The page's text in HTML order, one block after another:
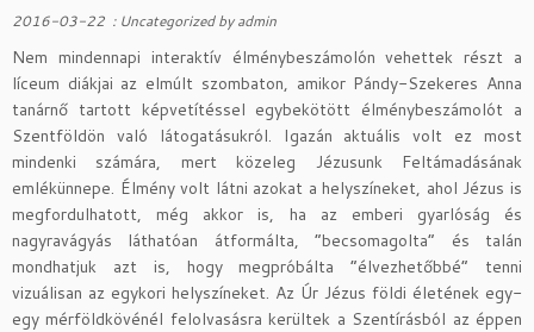
2016-03-22 : Uncategorizedbyadmin
Nem mindennapi interaktív élménybeszámolón vehettek részt a
líceum diákjai az elmúlt szombaton, amikor Pándy-Szekeres Anna
tanárnő tartott képvetítéssel egybekötött élménybeszámolót a
Szentföldön való látogatásukról. Igazán aktuális volt ez most
mindenki számára, mert közeleg Jézusunk Feltámadásának
emlékünnepe. Élmény volt látni azokat a helyszíneket, ahol Jézus is
megfordulhatott, még akkor is, ha az emberi gyarlóság és
nagyravágyás láthatóan átformálta, “becsomagolta” és talán
mondhatjuk azt is, hogy megpróbálta “élvezhetőbbé” tenni
vizuálisan az egykori helyszíneket. Az Úr Jézus földi életének egy-
egy mérföldkövénél felolvasásra kerültek a Szentírásból az éppen